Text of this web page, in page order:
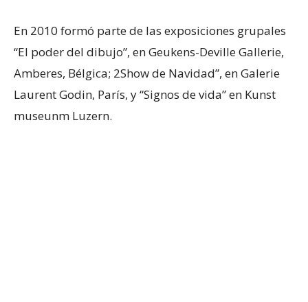
En 2010 formó parte de las exposiciones grupales
“El poder del dibujo”, en Geukens-Deville Gallerie,
Amberes, Bélgica; 2Show de Navidad”, en Galerie
Laurent Godin, París, y “Signos de vida” en Kunst
museunm Luzern.